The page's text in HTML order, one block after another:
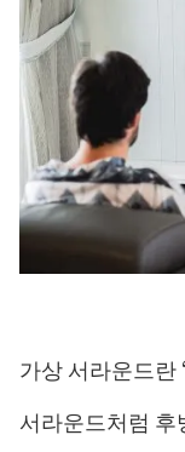
가상 서라운드란
서라운드처럼